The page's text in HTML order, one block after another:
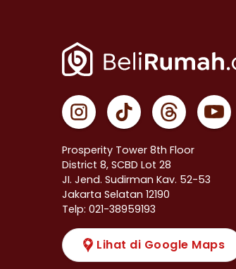
Prosperity Tower 8th Floor
District 8, SCBD Lot 28
JI. Jend. Sudirman Kav. 52-53
Jakarta Selatan 12190
Telp: 021-38959193
Lihat di Google Maps